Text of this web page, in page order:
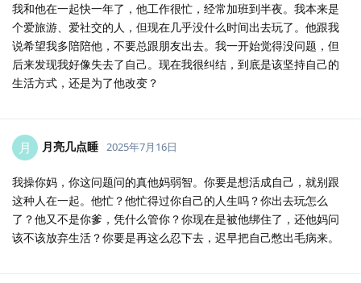
我和他在一起快一年了，他工作很忙，经常加班到半夜。我本来是
个爱旅游、爱社交的人，但现在几乎没什么时间出去玩了。他跟我
说希望我多陪陪他，不要总跟朋友出去。我一开始觉得没问题，但
后来发现我好像失去了自己。现在我很纠结，到底是该坚持自己的
生活方式，还是为了他改变？
月 月亮几点睡 2025年7月16日
我操你妈，你这问题问的真他妈弱智。你要是想活成自己，就别跟
这种人在一起。他忙？他忙得过你自己的人生吗？你出去玩怎么
了？他又不是你爹，凭什么管你？你现在是被他绑住了，还他妈问
该不该放弃生活？你要是再这么忍下去，迟早把自己憋出毛病来。